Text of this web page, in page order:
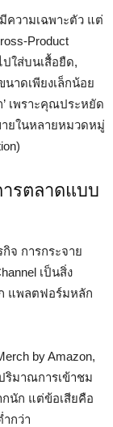
ความเฉพาะตัว แต่
Product
ปใส่บนเสื้อยืด,
าดเพียงเล็กน้อย
เพราะคุณประหยัด
ายในหลายหมวดหมู่
รตลาดแบบ
จ การกระจาย
เป็นสิ่ง
ก แพลตฟอร์มหลัก
by Amazon,
ริมาณการเข้าชม
นัก แต่ข้อเสียคือ
กว่า